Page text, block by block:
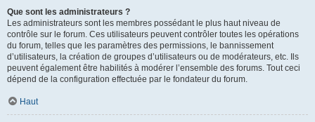
Que sont les administrateurs ?
Les administrateurs sont les membres possédant le plus haut niveau de
contrôle sur le forum. Ces utilisateurs peuvent contrôler toutes les opérations
du forum, telles que les paramètres des permissions, le bannissement
d’utilisateurs, la création de groupes d’utilisateurs ou de modérateurs, etc. Ils
peuvent également être habilités à modérer l’ensemble des forums. Tout ceci
dépend de la configuration effectuée par le fondateur du forum.
Haut